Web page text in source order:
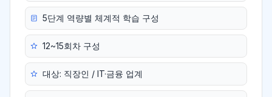
5단계 역량별 체계적 학습 구성
12~15회차 구성
대상: 직장인 / IT·금융 업계